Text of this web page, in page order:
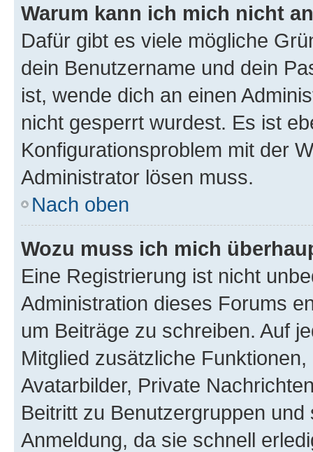
Warum kann ich mich nicht
Dafür gibt es viele mögliche
dein Benutzername und dein
ist, wende dich an einen
nicht gesperrt wurdest. Es ist
Konfigurationsproblem mit der
Administrator lösen muss.
Nach oben
Wozu muss ich mich
Eine Registrierung ist nicht
Administration dieses Forums
um Beiträge zu schreiben. Auf
Mitglied zusätzliche
Avatarbilder, Private
Beitritt zu Benutzergruppen
Anmeldung, da sie schnell